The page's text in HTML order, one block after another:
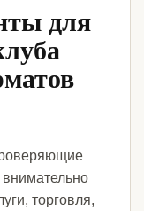
для
торговля,